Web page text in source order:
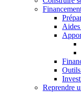
Reprendre